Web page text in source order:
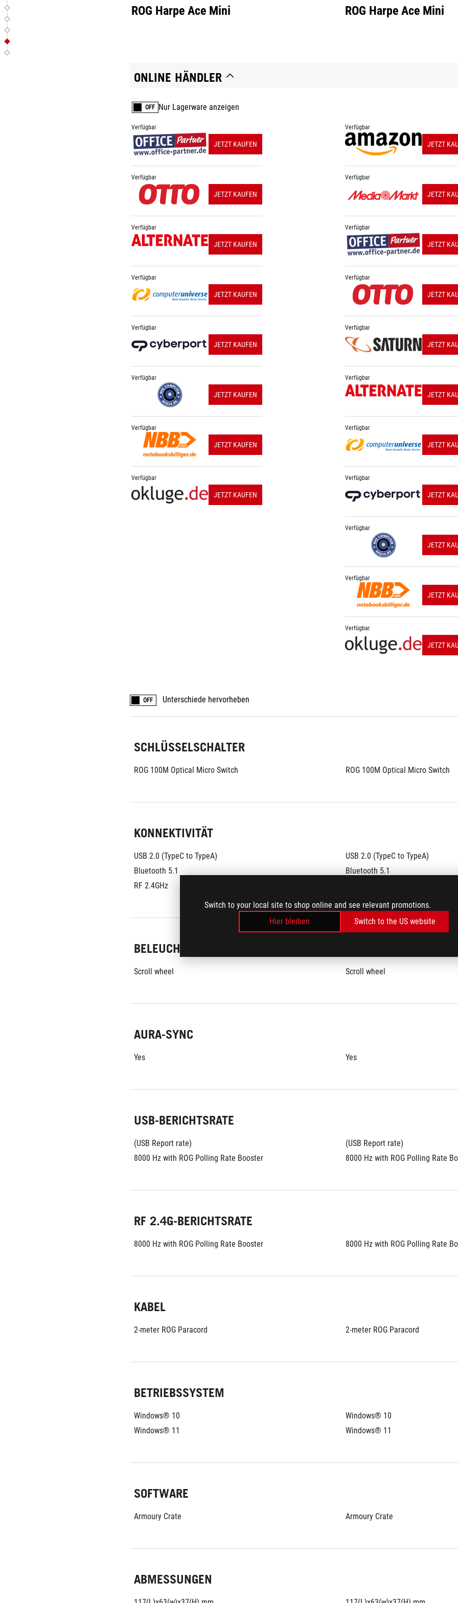
Switch to your local site to shop online and see relevant promotions.
Hier bleiben
Switch to the US website
ROG Harpe Ace Mini ROG Harpe Ace Mini
ONLINE HÄNDLER
OFF Nur Lagerware anzeigen
Verfügbar
JETZT KAUFEN
Verfügbar
JETZT KAUFEN
Verfügbar
JETZT KAUFEN
Verfügbar
JETZT KAUFEN
Verfügbar
JETZT KAUFEN
Verfügbar
JETZT KAUFEN
Verfügbar
JETZT KAUFEN
Verfügbar
JETZT KAUFEN
Verfügbar
JETZT
Verfügbar
JETZT
Verfügbar
JETZT
Verfügbar
JETZT
Verfügbar
JETZT
Verfügbar
JETZT
Verfügbar
JETZT
Verfügbar
JETZT
Verfügbar
JETZT
Verfügbar
JETZT
Verfügbar
JETZT
OFF Unterschiede hervorheben
SCHLÜSSELSCHALTER
ROG 100M Optical Micro Switch ROG 100M Optical Micro Switch
KONNEKTIVITÄT
USB 2.0 (TypeC to TypeA)
Bluetooth 5.1
RF 2.4GHz
USB 2.0 (TypeC to TypeA)
Bluetooth 5.1
BELEUCHTUNG
Scroll wheel Scroll wheel
AURA-SYNC
Yes Yes
USB-BERICHTSRATE
(USB Report rate)
8000 Hz with ROG Polling Rate Booster
(USB Report rate)
8000 Hz with ROG Polling Rate
RF 2.4G-BERICHTSRATE
8000 Hz with ROG Polling Rate Booster 8000 Hz with ROG Polling Rate
KABEL
2-meter ROG Paracord 2-meter ROG Paracord
BETRIEBSSYSTEM
Windows® 10
Windows® 11
Windows® 10
Windows® 11
SOFTWARE
Armoury Crate Armoury Crate
ABMESSUNGEN